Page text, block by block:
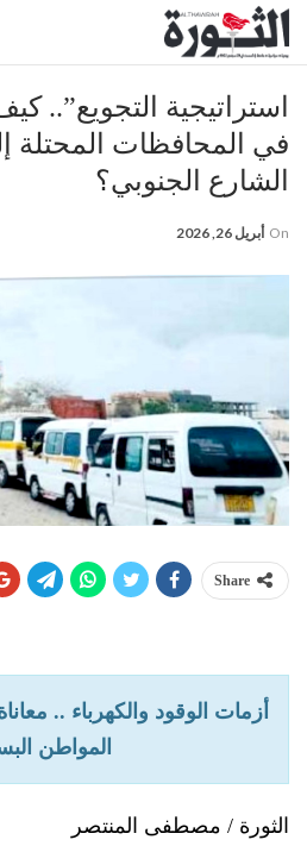
استراتيجية التجويع”..
في المحافظات المحتلة
الشارع الجنوبي؟
On أبريل 26, 2026
Share
أزمات الوقود والكهرباء ..
المواطن
الثورة / مصطفى المنتصر